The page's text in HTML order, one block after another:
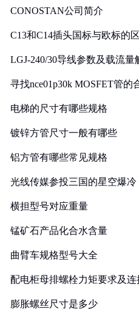
CONOSTAN公司简介
C13和C14插头国标与欧标的
LGJ-240/30导线参数及载流量
寻找nce01p30k MOSFET管的
电梯的尺寸有哪些规格
镀锌方管尺寸一般有哪些
铝方管有哪些常见规格
光线传媒参投三国的星空爆冷
横担型号对应重量
锰矿石产品化合水含量
曲臂车规格型号大全
配电柜母排螺栓力矩要求及
膨胀螺丝尺寸是多少